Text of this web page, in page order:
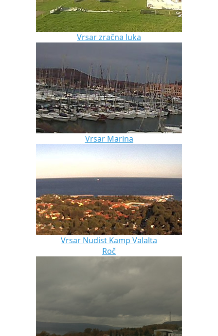
Vrsar zračna luka
Vrsar Marina
Vrsar Nudist Kamp Valalta
Roč